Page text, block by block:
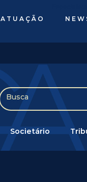
ATUAÇÃO
Societário